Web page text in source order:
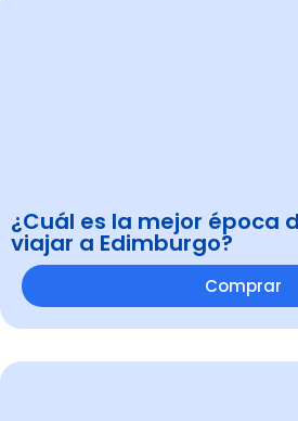
¿Cuál es la mejor época
viajar a Edimburgo?
Comprar